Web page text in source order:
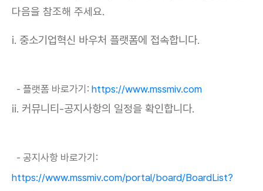
다음을 참조해 주세요.
ⅰ. 중소기업혁신 바우처 플랫폼에 접속합니다.
- 플랫폼 바로가기: https://www.mssmiv.com
ⅱ. 커뮤니티-공지사항의 일정을 확인합니다.
- 공지사항 바로가기:
https://www.mssmiv.com/portal/board/BoardList?